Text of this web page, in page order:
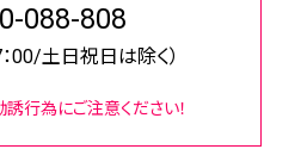
088-808
：00/土日祝日は除く）
行為にご注意ください！